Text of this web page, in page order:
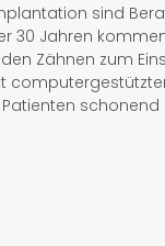
sind
30 Jahren
Zähnen zum
Patienten